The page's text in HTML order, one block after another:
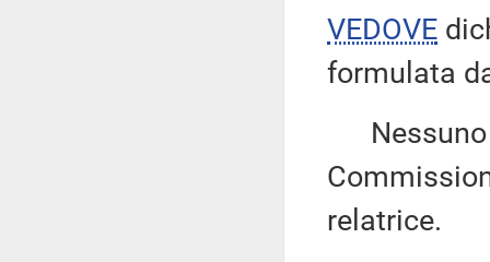
VEDOVE
formulata
Nessuno
relatrice.